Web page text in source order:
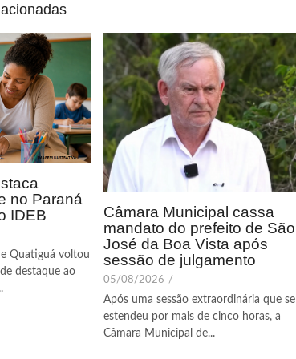
no Paraná
IDEB
Quatiguá voltou
destaque ao
Câmara Municipal cassa
mandato do prefeito de São
José da Boa Vista após
sessão de julgamento
05/08/2026 /
Após uma sessão extraordinária que se
estendeu por mais de cinco horas, a
Câmara Municipal de...